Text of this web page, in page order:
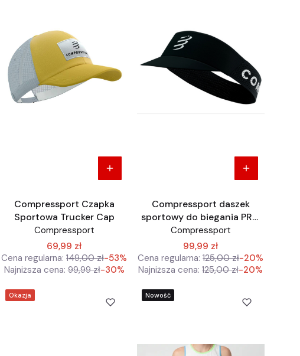
Compressport Czapka
Sportowa Trucker Cap
Compressport
69,99 zł
Cena regularna: 149,00 zł-53%
Najniższa cena: 99,99 zł-30%
Compressport daszek
sportowy do biegania PRO
Racing czarny
Compressport
99,99 zł
Cena regularna: 125,00 zł-20%
Najniższa cena: 125,00 zł-20%
Okazja Nowość